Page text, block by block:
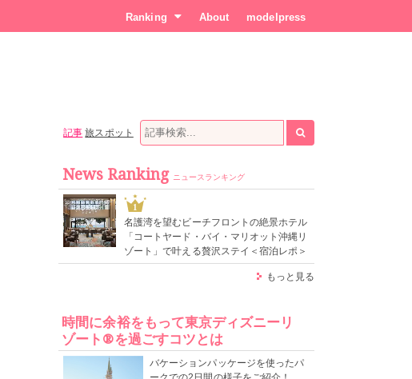
Ranking About modelpress
記事 旅スポット
News Ranking ニュースランキング
1
名護湾を望むビーチフロントの絶景ホテル
「コートヤード・バイ・マリオット沖縄リ
ゾート」で叶える贅沢ステイ＜宿泊レポ＞
もっと見る
時間に余裕をもって東京ディズニーリ
ゾート®を過ごすコツとは
バケーションパッケージを使ったパ